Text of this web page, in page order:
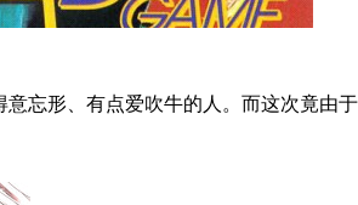
意忘形、有点爱吹牛的人。而这次竟由